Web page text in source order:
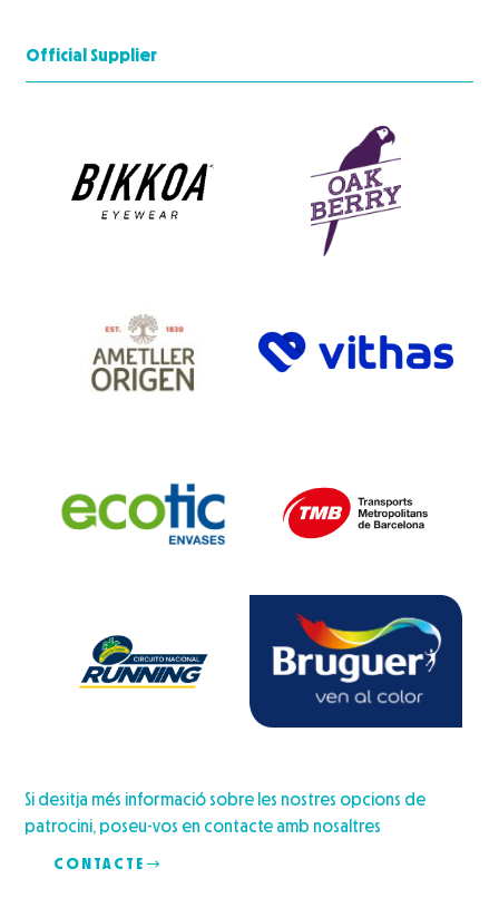
Official Supplier
Si desitja més informació sobre les nostres opcions de
patrocini, poseu-vos en contacte amb nosaltres
CONTACTE